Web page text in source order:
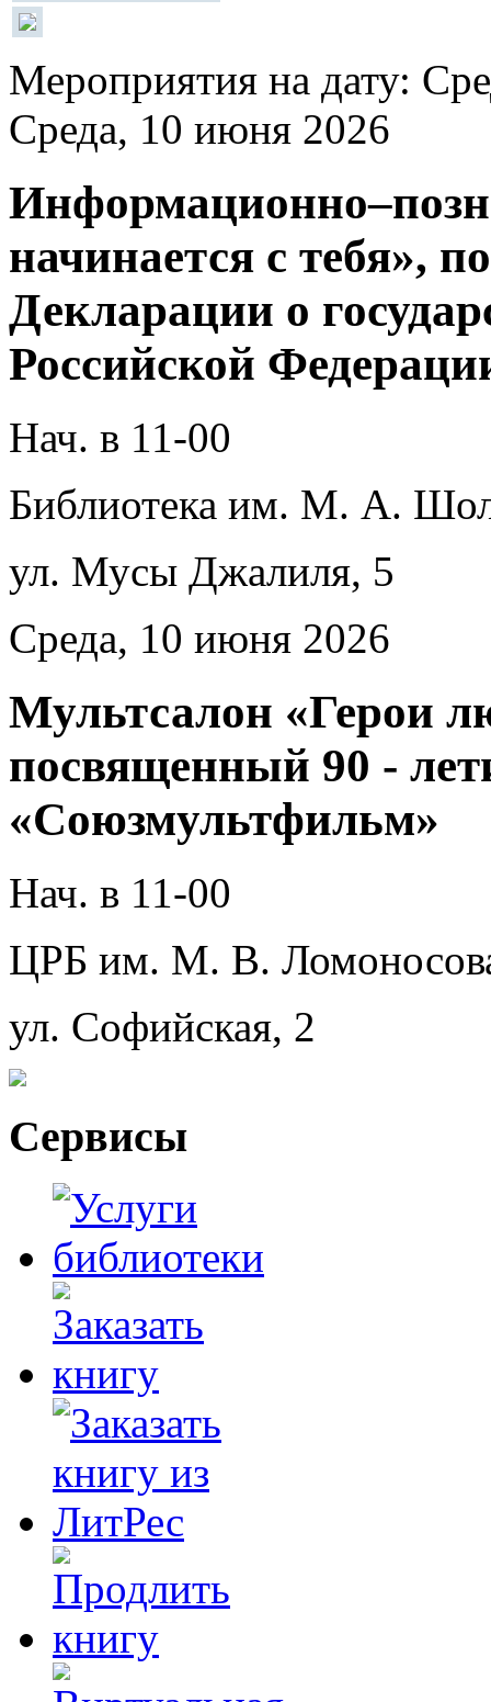
Мероприятия на дату:
Среда, 10 июня 2026
начинается с тебя»,
Декларации о
Российской
Нач. в 11-00
Библиотека им. М. А.
ул. Мусы Джалиля, 5
Среда, 10 июня 2026
Мультсалон «Герои
посвященный 90 -
«Союзмультфильм»
Нач. в 11-00
ЦРБ им. М. В.
ул. Софийская, 2
Сервисы